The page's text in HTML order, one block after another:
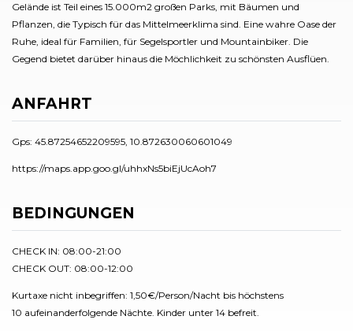
Gelände ist Teil eines 15.000m2 großen Parks, mit Bäumen und
Pflanzen, die Typisch für das Mittelmeerklima sind. Eine wahre Oase der
Ruhe, ideal für Familien, für Segelsportler und Mountainbiker. Die
Gegend bietet darüber hinaus die Möchlichkeit zu schönsten Ausflüen.
ANFAHRT
Gps: 45.87254652209595, 10.872630060601049
https://maps.app.goo.gl/uhhxNs5biEjUcAoh7
BEDINGUNGEN
CHECK IN: 08:00-21:00
CHECK OUT: 08:00-12:00
Kurtaxe nicht inbegriffen: 1,50€/Person/Nacht bis höchstens
10 aufeinanderfolgende Nächte. Kinder unter 14 befreit.